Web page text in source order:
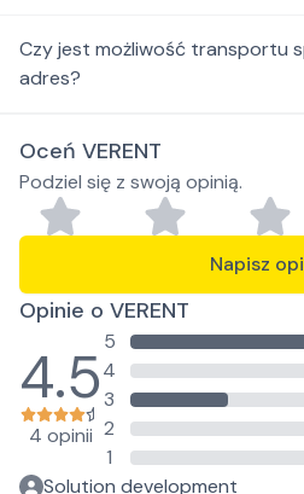
Czy jest możliwość transportu
adres?
Oceń VERENT
Podziel się z swoją opinią.
Napisz
Opinie o VERENT
4.5
4 opinii
5
4
3
2
1
Solution development